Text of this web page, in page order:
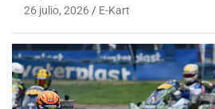
26 julio, 2026 E-Kart